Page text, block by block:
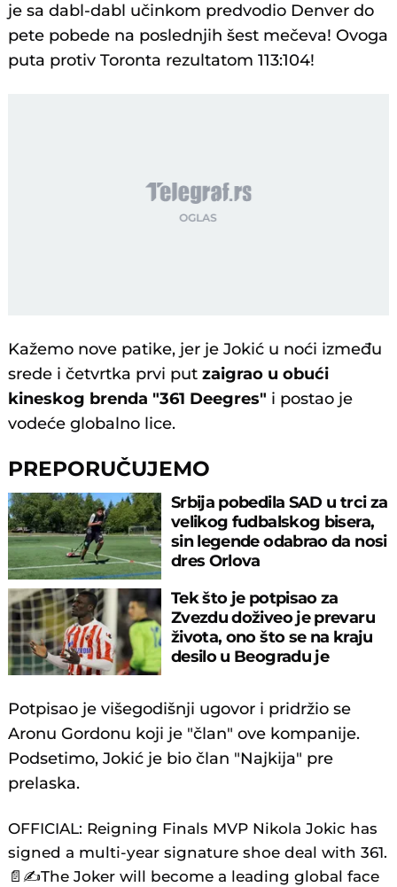
je sa dabl-dabl učinkom predvodio Denver do
pete pobede na poslednjih šest mečeva! Ovoga
puta protiv Toronta rezultatom 113:104!
Kažemo nove patike, jer je Jokić u noći između
srede i četvrtka prvi putzaigrao u obući
kineskog brenda "361 Deegres" i postao je
vodeće globalno lice.
PREPORUČUJEMO
Srbija pobedila SAD u trci za
velikog fudbalskog bisera,
sin legende odabrao da nosi
dres Orlova
Tek što je potpisao za
Zvezdu doživeo je prevaru
života, ono što se na kraju
desilo u Beogradu je
Potpisao je višegodišnji ugovor i pridržio se
Aronu Gordonu koji je "član" ove kompanije.
Podsetimo, Jokić je bio član "Najkija" pre
prelaska.
OFFICIAL: Reigning Finals MVP Nikola Jokic has
signed a multi-year signature shoe deal with 361.
📄✍️The Joker will become a leading global face